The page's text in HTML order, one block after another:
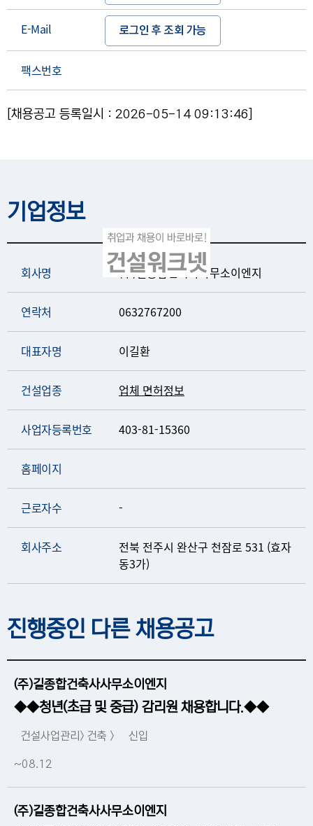
E-Mail 로그인 후 조회 가능
팩스번호
[채용공고 등록일시 : 2026-05-14 09:13:46]
기업정보
회사명 (주)길종합건축사사무소이엔지
연락처 0632767200
대표자명 이길환
건설업종 업체 면허정보
사업자등록번호 403-81-15360
홈페이지
근로자수 -
회사주소
전북 전주시 완산구 천잠로 531 (효자
동3가)
진행중인 다른 채용공고
(주)길종합건축사사무소이엔지
◆◆청년(초급 및 중급) 감리원 채용합니다.◆◆
건설사업관리> 건축 > 신입
~08.12
(주)길종합건축사사무소이엔지